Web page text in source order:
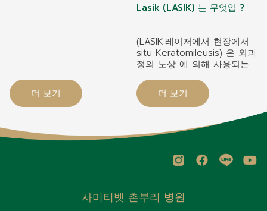
더 보기
Lasik (LASIK) 는 무엇입 ?
(LASIK:레이저에서 현장에서
situ Keratomileusis) 은 외과
정의 노상 에 의해 사용되는
더 보기
사미티벳 촌부리 병원